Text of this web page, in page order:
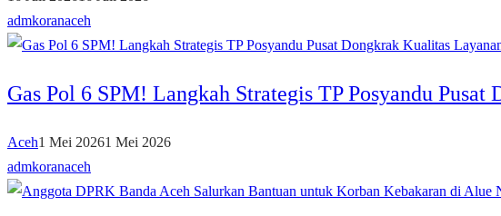
admkoranaceh
Gas Pol 6 SPM! Langkah Strategis TP Posyandu
Aceh1 Mei 20261 Mei 2026
admkoranaceh